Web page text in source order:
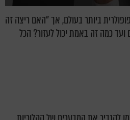
ביותר בעולם, אך "האם ריצה זה
כמה זה באמת יכול לעזור? הכל